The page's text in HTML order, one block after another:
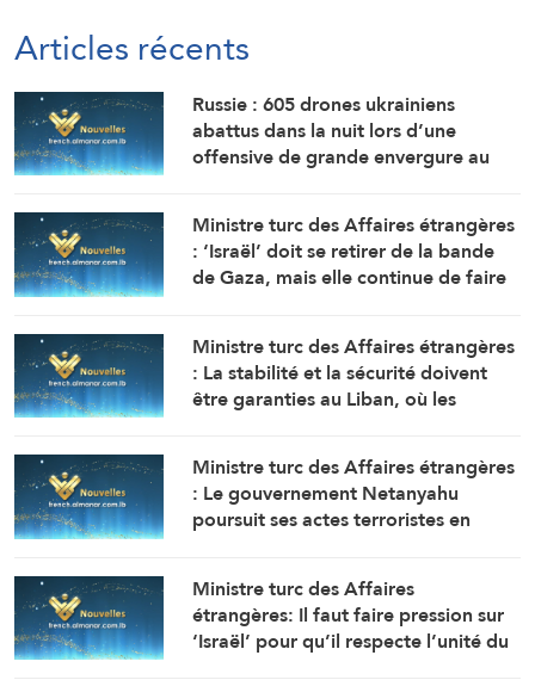
Articles récents
Russie : 605 drones ukrainiens
abattus dans la nuit lors d’une
offensive de grande envergure au
Ministre turc des Affaires étrangères
: ‘Israël’ doit se retirer de la bande
de Gaza, mais elle continue de faire
Ministre turc des Affaires étrangères
: La stabilité et la sécurité doivent
être garanties au Liban, où les
ont entraîné la mort et le
déplacement de milliers de
personnes
Ministre turc des Affaires étrangères
: Le gouvernement Netanyahu
poursuit ses actes terroristes en
Ministre turc des Affaires
étrangères: Il faut faire pression sur
‘Israël’ pour qu’il respecte l’unité du